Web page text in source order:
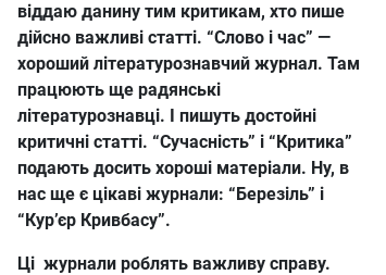
віддаю данину тим критикам, хто пише
дійсно важливі статті. “Слово і час” —
хороший літературознавчий журнал. Там
працюють ще радянські
літературознавці. І пишуть достойні
критичні статті. “Сучасність” і “Критика”
подають досить хороші матеріали. Ну, в
нас ще є цікаві журнали: “Березіль” і
“Кур’єр Кривбасу”.
Ці журнали роблять важливу справу.